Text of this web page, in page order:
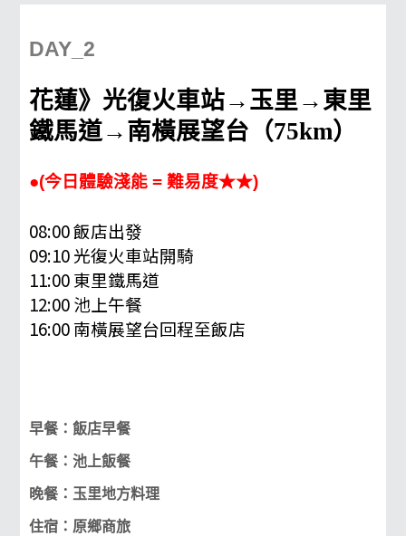
DAY_2
花蓮》 光復火車站→ 玉里→東里
鐵馬道→南橫展望台 （75km）
●(今日體驗淺能 = 難易度★★)
08:00 飯店出發
09:10 光復火車站開騎
11:00 東里鐵馬道
12:00 池上午餐
16:00南橫展望台回程至飯店
早餐：飯店早餐
午餐：池上飯餐
晚餐：玉里地方料理
住宿：原鄉商旅